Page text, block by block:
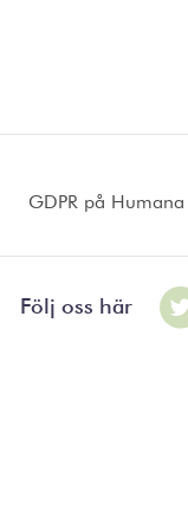
GDPR på Humana
Följ oss här